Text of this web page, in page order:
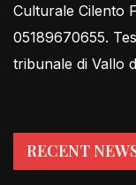
Culturale Cilento
05189670655.
tribunale di Vallo
RECENT